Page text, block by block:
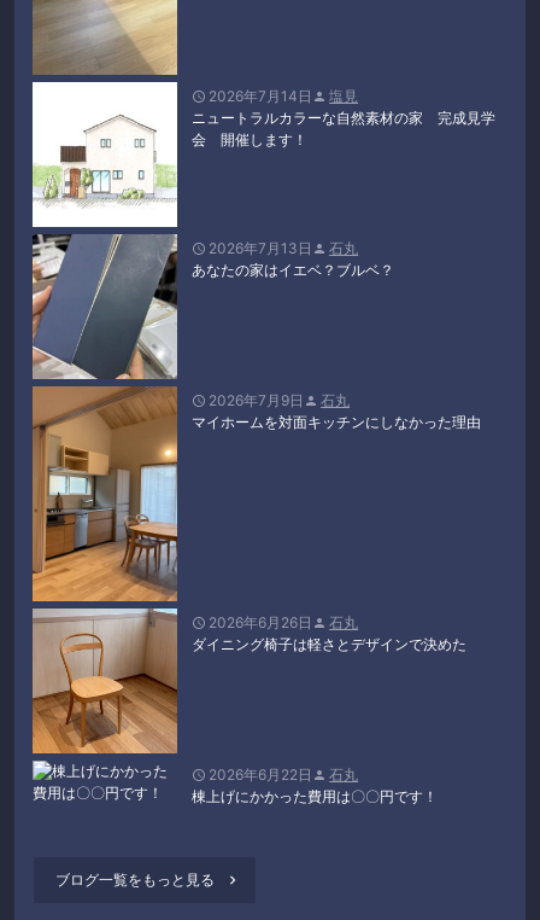
 2026年7月14日  塩見
ニュートラルカラーな自然素材の家 完成見学
会 開催します！
 2026年7月13日  石丸
あなたの家はイエベ？ブルベ？
 2026年7月9日  石丸
マイホームを対面キッチンにしなかった理由
 2026年6月26日  石丸
ダイニング椅子は軽さとデザインで決めた
 2026年6月22日  石丸
棟上げにかかった費用は〇〇円です！
ブログ一覧をもっと見る 